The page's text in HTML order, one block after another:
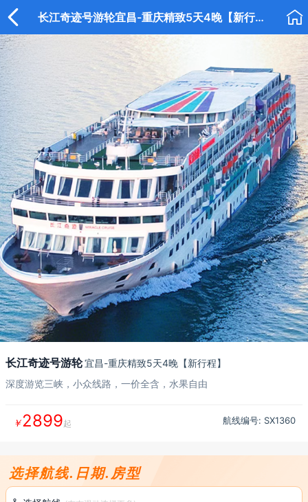
 长江奇迹号游轮宜昌-重庆精致5天4晚【新行程】 
长江奇迹号游轮宜昌-重庆精致5天4晚【新行程】
深度游览三峡，小众线路，一价全含，水果自由
￥2899起 航线编号: SX1360
选择航线.日期.房型